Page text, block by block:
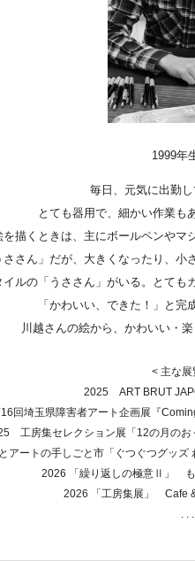
art
南関東・
アートサポー
社会福祉法人
1999年
毎日、元気に出勤し
とても器用で、細かい作業も
を描くときは、主にボールペンやマ
さん」だが、大きくなったり、小
ルの「うささん」がいる。とても
「かわいい、できた！」と完
川越さんの絵から、かわいい・
< 主な展
2025 ART BRUT
回埼玉県障害者アート企画展『
工房集セレクション展「12の月の
アートの手しごと市「ぐつぐつグッ
2026 「繰り返しの極意Ⅱ」 も
2026 「工房集展」 Cafe &